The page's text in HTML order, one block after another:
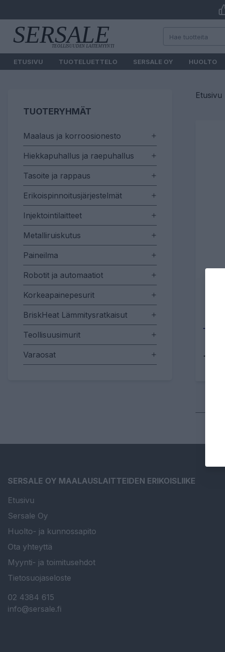
ETUSIVU TUOTELUETTELO SERSALE OY HUOLTO
TUOTERYHMÄT
Maalaus ja korroosionesto
Hiekkapuhallus ja raepuhallus
Tasoite ja rappaus
Erikoispinnoitusjärjestelmät
Injektointilaitteet
Metalliruiskutus
Paineilma
Robotit ja automaatiot
Korkeapainepesurit
BriskHeat Lämmitysratkaisut
Teollisuusimurit
Varaosat
Etusivu
SERSALE OY MAALAUSLAITTEIDEN ERIKOISLIIKE
Etusivu
Sersale Oy
Huolto- ja kunnossapito
Ota yhteyttä
Myynti- ja toimitusehdot
Tietosuojaseloste
02 4384 615
info@sersale.fi